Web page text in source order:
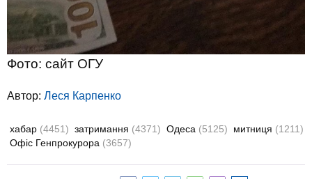
Фото: сайт ОГУ
Автор: Леся Карпенко
хабар (4451) затримання (4371) Одеса (5125) митниця (1211)
Офіс Генпрокурора (3657)